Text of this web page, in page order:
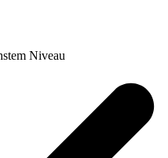
Niveau